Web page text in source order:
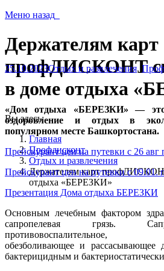
Меню назад
Держателям карт
профДИСКОНТ
в доме отдыха
Вы здесь:
Главная
Профдисконт
Отдых и развлечения
Держателям карт
отдыха «БЕРЕЗКИ»
25.10.2023Отдых и развлечения,
«Дом отдыха «БЕРЕЗКИ» — это
оздоровление и отдых в
популярном месте Башкортостана.
Прейскурант цен на путевки с 26 авг
Прейскурант цен на путевки с 09.01.
Презентация Дома отдыха БЕРЕЗКИ
Основным лечебным фактором
сапропелевая грязь.
противовоспалительное,
обезболивающее и рассасывающее
бактерицидным и